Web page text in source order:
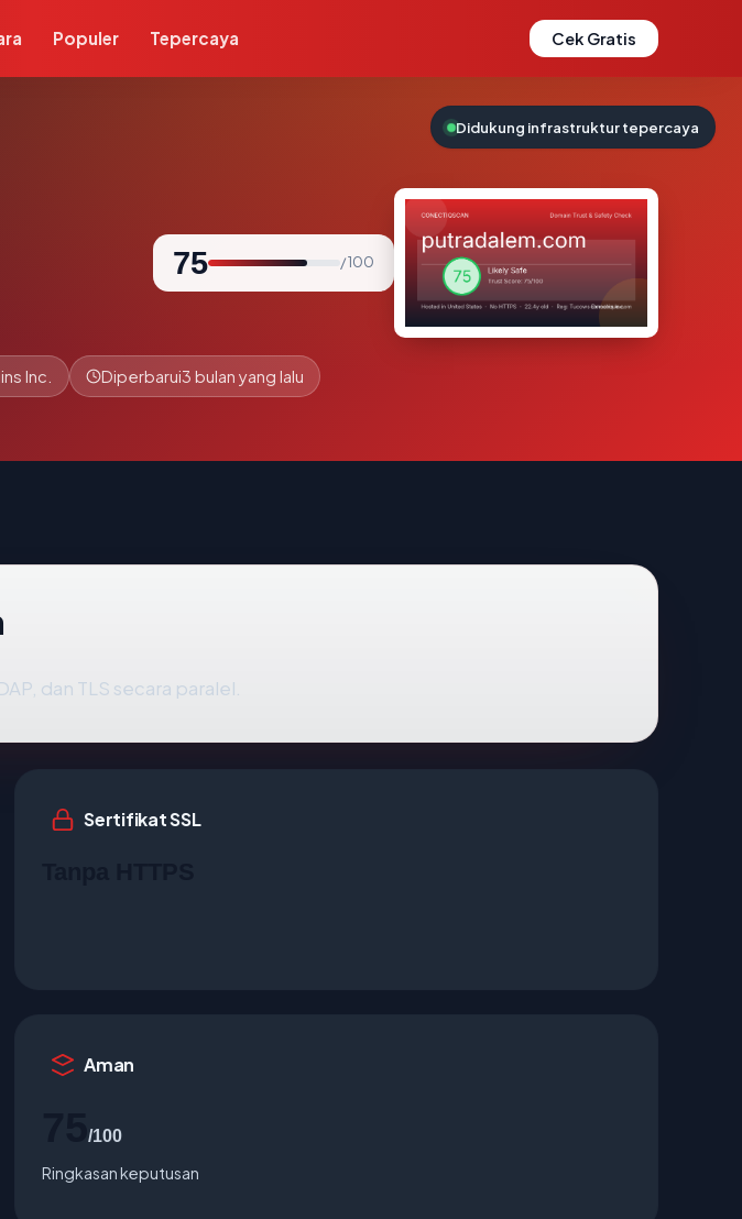
Populer Tepercaya Cek Gratis
75 / 100
Inc. Diperbarui3 bulan yang lalu
dan TLS secara paralel.
Sertifikat SSL
Aman
/100
Ringkasan keputusan
Didukung infrastruktur tepercaya